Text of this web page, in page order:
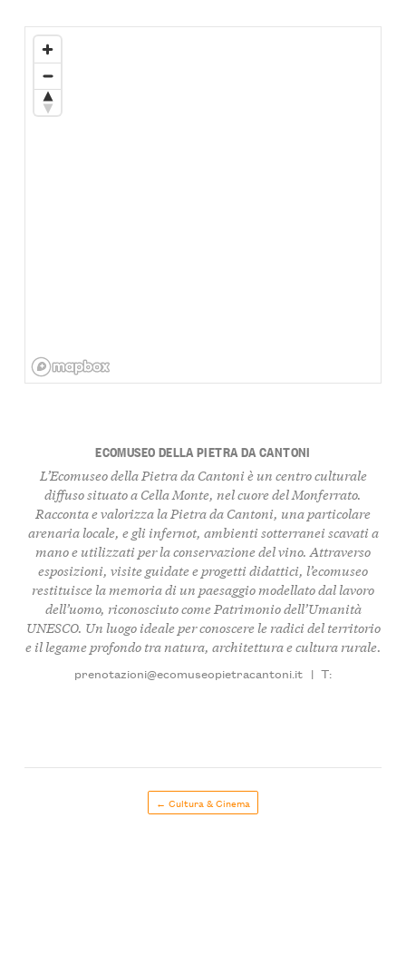
ECOMUSEO DELLA PIETRA DA CANTONI
L’Ecomuseo della Pietra da Cantoni è un centro culturale
diffuso situato a Cella Monte, nel cuore del Monferrato.
Racconta e valorizza la Pietra da Cantoni, una particolare
arenaria locale, e gli infernot, ambienti sotterranei scavati a
mano e utilizzati per la conservazione del vino. Attraverso
esposizioni, visite guidate e progetti didattici, l’ecomuseo
restituisce la memoria di un paesaggio modellato dal lavoro
dell’uomo, riconosciuto come Patrimonio dell’Umanità
UNESCO. Un luogo ideale per conoscere le radici del territorio
e il legame profondo tra natura, architettura e cultura rurale.
prenotazioni@ecomuseopietracantoni.it | T:
← Cultura & Cinema